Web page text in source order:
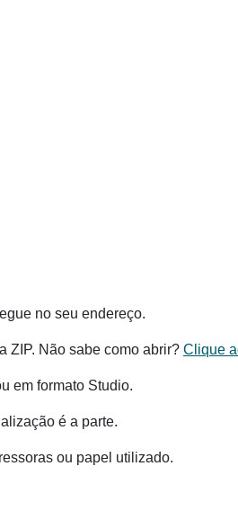
no seu endereço.
ZIP. Não sabe como abrir? Clique
em formato Studio.
é a parte.
ou papel utilizado.